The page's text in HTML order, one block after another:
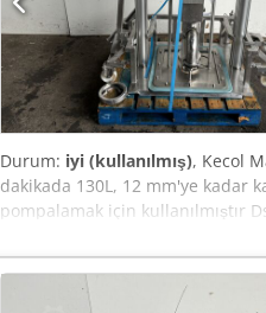
Durum: iyi (kullanılmış), Kecol
dakikada 130L, 12 mm'ye kadar
pompalamak için kullanılmıştır